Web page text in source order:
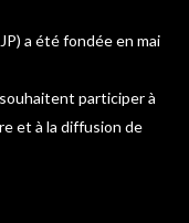
a été fondée en mai
participer à
et à la diffusion de